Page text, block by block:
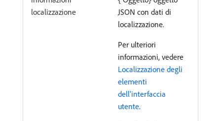
localizzazione
JSON con dati di
localizzazione.
Per ulteriori
informazioni, vedere
Localizzazione degli
elementi
dell'interfaccia
utente.